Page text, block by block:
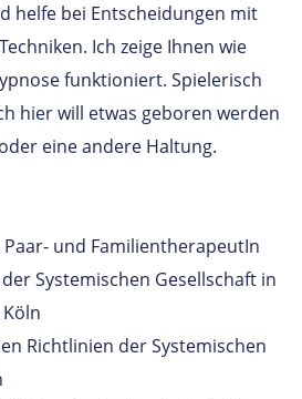
helfe bei Entscheidungen mit
Ich zeige Ihnen wie
funktioniert. Spielerisch
hier will etwas geboren werden
eine andere Haltung.
Paar- und FamilientherapeutIn
Systemischen Gesellschaft in
Köln
Richtlinien der Systemischen